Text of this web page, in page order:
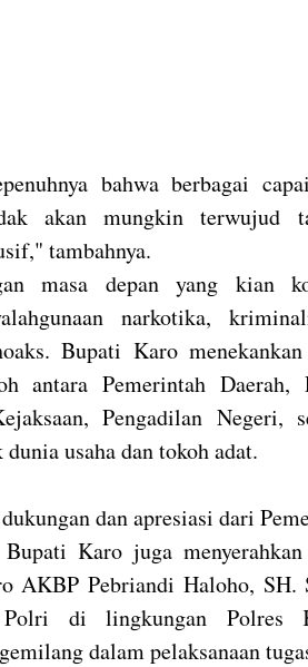
bahwa berbagai
akan mungkin terwujud
tambahnya.
masa depan yang kian
narkotika,
Bupati Karo
antara Pemerintah
Pengadilan Negeri,
usaha dan tokoh adat.
dan apresiasi dari
Karo juga menyerahkan
AKBP Pebriandi Haloho,
Polri di lingkungan Polres
dalam pelaksanaan